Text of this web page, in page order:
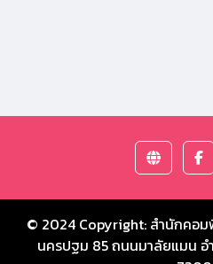
© 2024 Copyright: สำนักคอม
นครปฐม 85 ถนนมาลัยแมน อ